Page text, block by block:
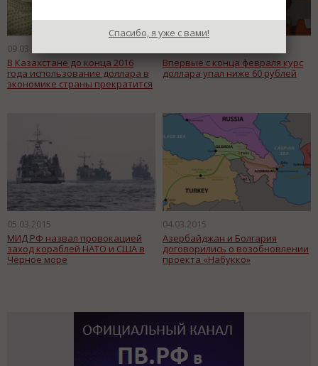
09.03.2015
В Казахстане до конца 2016
года использование доллара в
экономике страны прекратится
Впервые с конца февраля курс
доллара упал ниже 60 рублей
05.03.2015
МИД РФ назвал провокацией
заход кораблей НАТО и США в
Чёрное море
04.03.2015
Азербайджан и Болгария
договорились о возобновлении
проекта «Набукко»
Спасибо, я уже с вами!